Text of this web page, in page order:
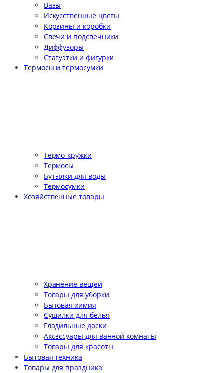
Вазы
Искусственные цветы
Корзины и коробки
Свечи и подсвечники
Диффузоры
Статуэтки и фигурки
Термосы и термосумки
Термо-кружки
Термосы
Бутылки для воды
Термосумки
Хозяйственные товары
Хранение вещей
Товары для уборки
Бытовая химия
Сушилки для белья
Гладильные доски
Аксессуары для ванной комнаты
Товары для красоты
Бытовая техника
Товары для праздника